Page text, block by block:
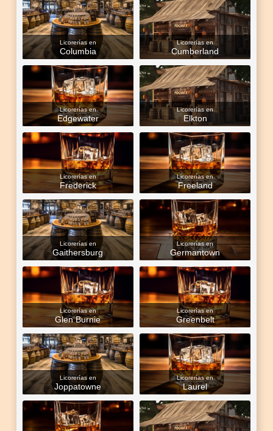
Licorerías en
Columbia
Licorerías en
Cumberland
Licorerías en
Edgewater
Licorerías en
Elkton
Licorerías en
Frederick
Licorerías en
Freeland
Licorerías en
Gaithersburg
Licorerías en
Germantown
Licorerías en
Glen Burnie
Licorerías en
Greenbelt
Licorerías en
Joppatowne
Licorerías en
Laurel